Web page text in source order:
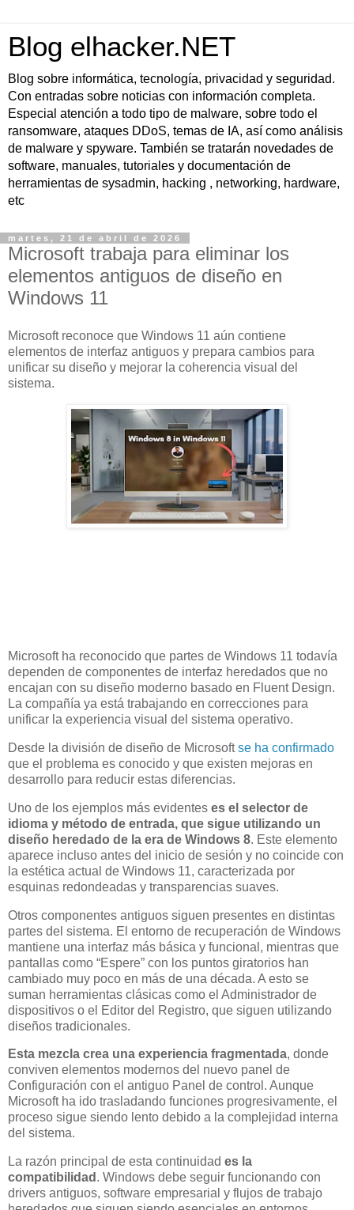
Blog elhacker.NET
Blog sobre informática, tecnología, privacidad y seguridad.
Con entradas sobre noticias con información completa.
Especial atención a todo tipo de malware, sobre todo el
ransomware, ataques DDoS, temas de IA, así como análisis
de malware y spyware. También se tratarán novedades de
software, manuales, tutoriales y documentación de
herramientas de sysadmin, hacking , networking, hardware,
etc
martes, 21 de abril de 2026
Microsoft trabaja para eliminar los
elementos antiguos de diseño en
Windows 11
Microsoft reconoce que Windows 11 aún contiene
elementos de interfaz antiguos y prepara cambios para
unificar su diseño y mejorar la coherencia visual del
sistema.
Microsoft ha reconocido que partes de Windows 11 todavía
dependen de componentes de interfaz heredados que no
encajan con su diseño moderno basado en Fluent Design.
La compañía ya está trabajando en correcciones para
unificar la experiencia visual del sistema operativo.
Desde la división de diseño de Microsoftse ha confirmado
que el problema es conocido y que existen mejoras en
desarrollo para reducir estas diferencias.
Uno de los ejemplos más evidentes es el selector de
idioma y método de entrada, que sigue utilizando un
diseño heredado de la era de Windows 8. Este elemento
aparece incluso antes del inicio de sesión y no coincide con
la estética actual de Windows 11, caracterizada por
esquinas redondeadas y transparencias suaves.
Otros componentes antiguos siguen presentes en distintas
partes del sistema. El entorno de recuperación de Windows
mantiene una interfaz más básica y funcional, mientras que
pantallas como “Espere” con los puntos giratorios han
cambiado muy poco en más de una década. A esto se
suman herramientas clásicas como el Administrador de
dispositivos o el Editor del Registro, que siguen utilizando
diseños tradicionales.
Esta mezcla crea una experiencia fragmentada, donde
conviven elementos modernos del nuevo panel de
Configuración con el antiguo Panel de control. Aunque
Microsoft ha ido trasladando funciones progresivamente, el
proceso sigue siendo lento debido a la complejidad interna
del sistema.
La razón principal de esta continuidad es la
compatibilidad . Windows debe seguir funcionando con
drivers antiguos, software empresarial y flujos de trabajo